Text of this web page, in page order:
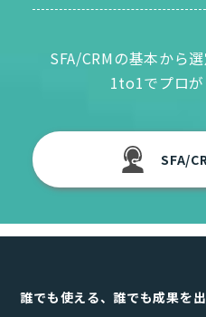
SFA/CRMの基本から
1to1でプロ
SFA/
誰でも使える、誰でも成果を